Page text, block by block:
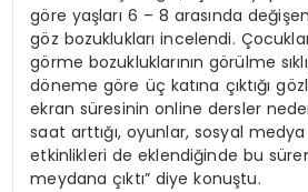
göre yaşları 6 – 8 arasında
göz bozuklukları incelendi.
görme bozukluklarının görülme
döneme göre üç katına çıktığı
ekran süresinin online dersler
saat arttığı, oyunlar, sosyal
etkinlikleri de eklendiğinde bu
meydana çıktı” diye konuştu.